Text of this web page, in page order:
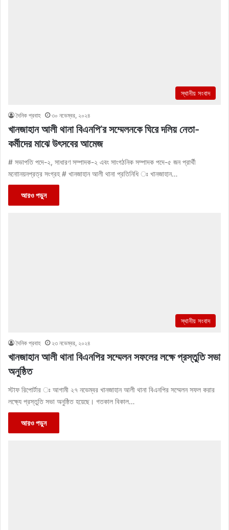
স্থানীয় সংবাদ
দৈনিক প্রবাহ ৩০ নভেম্বর, ২০২৪
খানজাহান আলী থানা বিএনপি’র সম্মেলনকে ঘিরে দলিয় নেতা-
কর্মীদের মাঝে উৎসবের আমেজ
# সভাপতি পদে-২, সাধারণ সম্পাদক-২ এবং সাংগঠনিক সম্পাদক পদে-৫ জন প্রার্থী
মনোানয়নপ্রত্র সংগ্রহ # খানজাহান আলী থানা প্রতিনিধি ঃ খানজাহান…
আরও পড়ুন
স্থানীয় সংবাদ
দৈনিক প্রবাহ ২৩ নভেম্বর, ২০২৪
খানজাহান আলী থানা বিএনপির সম্মেলন সফলের লক্ষে প্রস্তুতি সভা
অনুষ্ঠিত
স্টাফ রিপোর্টার ঃ আগামী ২৭ নভেম্বর খানজাহান আলী থানা বিএনপির সম্মেলন সফল করার
লক্ষ্যে প্রস্তুতি সভা অনুষ্ঠিত হয়েছে। গতকাল বিকাল…
আরও পড়ুন